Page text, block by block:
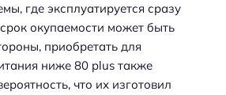
где эксплуатируется сразу
окупаемости может быть
приобретать для
ниже 80 plus также
что их изготовил